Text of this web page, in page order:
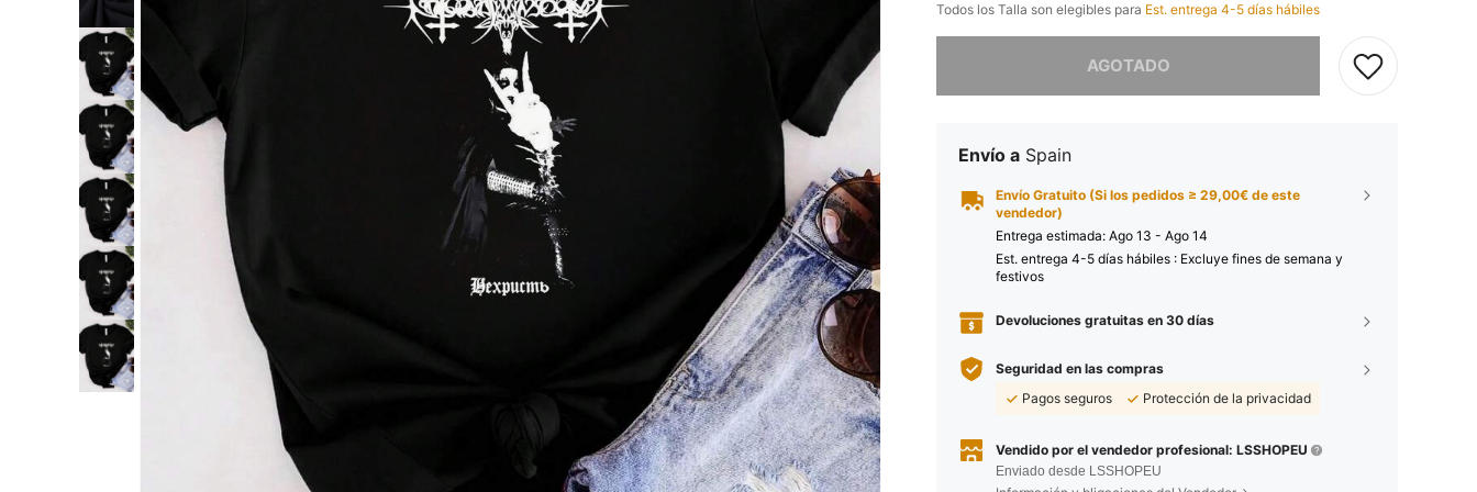
Todos los Talla son elegibles para Est. entrega 4-5 días hábiles
AGOTADO
Lo sentimos, este producto está agotado.
Envío a Spain
Envío Gratuito (Si los pedidos ≥ 29,00€ de este
vendedor)
Entrega estimada: Ago 13 - Ago 14
Est. entrega 4-5 días hábiles : Excluye fines de semana y
festivos
Devoluciones gratuitas en 30 días
Seguridad en las compras
Pagos seguros
Protección de la privacidad
Vendido por el vendedor profesional: LSSHOPEU
Enviado desde LSSHOPEU